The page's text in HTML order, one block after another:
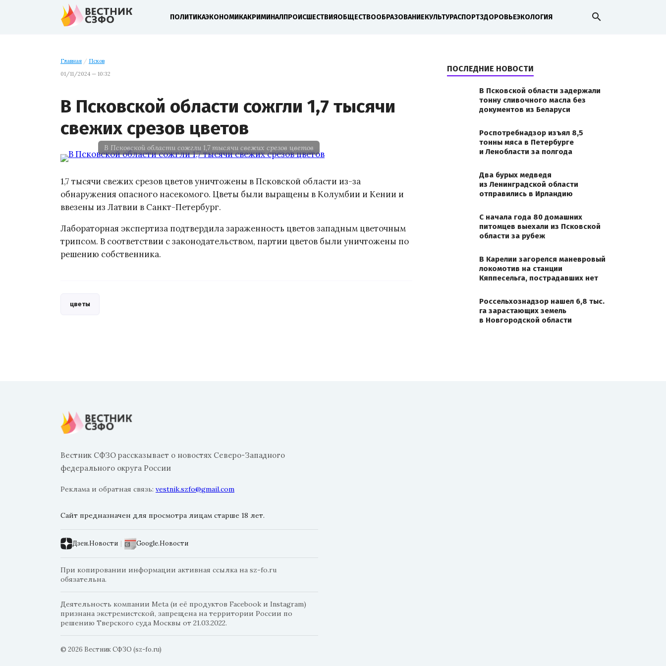
ПОЛИТИКАЭКОНОМИКАКРИМИНАЛПРОИСШЕСТВИЯОБЩЕСТВООБРАЗОВАНИЕКУЛЬТУРАСПОРТЗДОРОВЬЕЭКОЛОГИЯ search
Главная / Псков
01/11/2024 — 10:32
В Псковской области сожгли 1,7 тысячи
свежих срезов цветов
В Псковской области сожгли 1,7 тысячи свежих срезов цветов
1,7 тысячи свежих срезов цветов уничтожены в Псковской области из-за
обнаружения опасного насекомого. Цветы были выращены в Колумбии и Кении и
ввезены из Латвии в Санкт-Петербург.
Лабораторная экспертиза подтвердила зараженность цветов западным цветочным
трипсом. В соответствии с законодательством, партии цветов были уничтожены по
решению собственника.
цветы
ПОСЛЕДНИЕ НОВОСТИ
В Псковской области задержали
тонну сливочного масла без
документов из Беларуси
Роспотребнадзор изъял 8,5
тонны мяса в Петербурге
и Ленобласти за полгода
Два бурых медведя
из Ленинградской области
отправились в Ирландию
С начала года 80 домашних
питомцев выехали из Псковской
области за рубеж
В Карелии загорелся маневровый
локомотив на станции
Кяппесельга, пострадавших нет
Россельхознадзор нашел 6,8 тыс.
га зарастающих земель
в Новгородской области
Вестник СФЗО рассказывает о новостях Северо-Западного
федерального округа России
Реклама и обратная связь: vestnik.szfo@gmail.com
Сайт предназначен для просмотра лицам старше 18 лет.
Дзен.Новости | Google.Новости
При копировании информации активная ссылка на sz-fo.ru
обязательна.
Деятельность компании Meta (и её продуктов Facebook и Instagram)
признана экстремистской, запрещена на территории России по
решению Тверского суда Москвы от 21.03.2022.
© 2026 Вестник СФЗО (sz-fo.ru)